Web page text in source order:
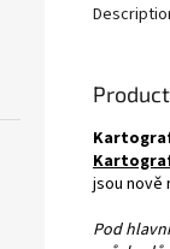
jsou nově
Pod